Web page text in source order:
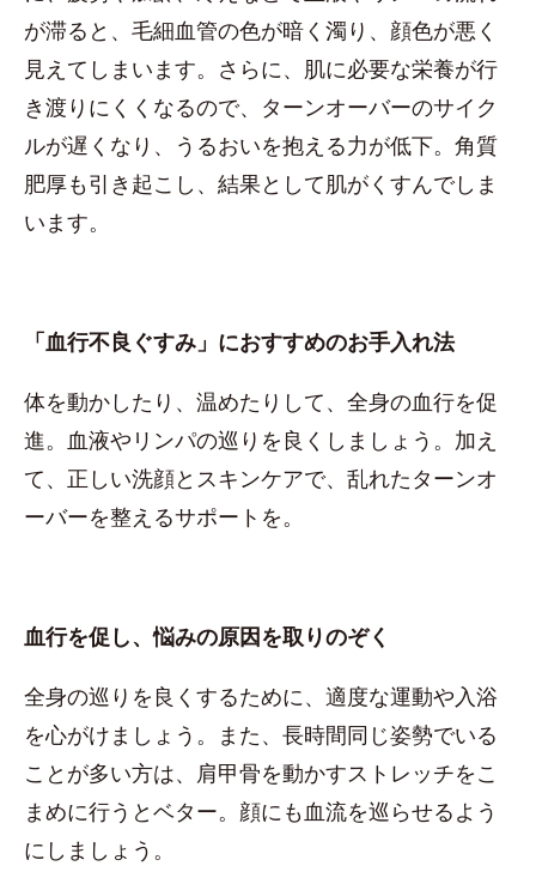
が滞ると、毛細血管の色が暗く濁り、顔色が悪く
見えてしまいます。さらに、肌に必要な栄養が行
き渡りにくくなるので、ターンオーバーのサイク
ルが遅くなり、うるおいを抱える力が低下。角質
肥厚も引き起こし、結果として肌がくすんでしま
います。
「血行不良ぐすみ」におすすめのお手入れ法
体を動かしたり、温めたりして、全身の血行を促
進。血液やリンパの巡りを良くしましょう。加え
て、正しい洗顔とスキンケアで、乱れたターンオ
ーバーを整えるサポートを。
血行を促し、悩みの原因を取りのぞく
全身の巡りを良くするために、適度な運動や入浴
を心がけましょう。また、長時間同じ姿勢でいる
ことが多い方は、肩甲骨を動かすストレッチをこ
まめに行うとベター。顔にも血流を巡らせるよう
にしましょう。